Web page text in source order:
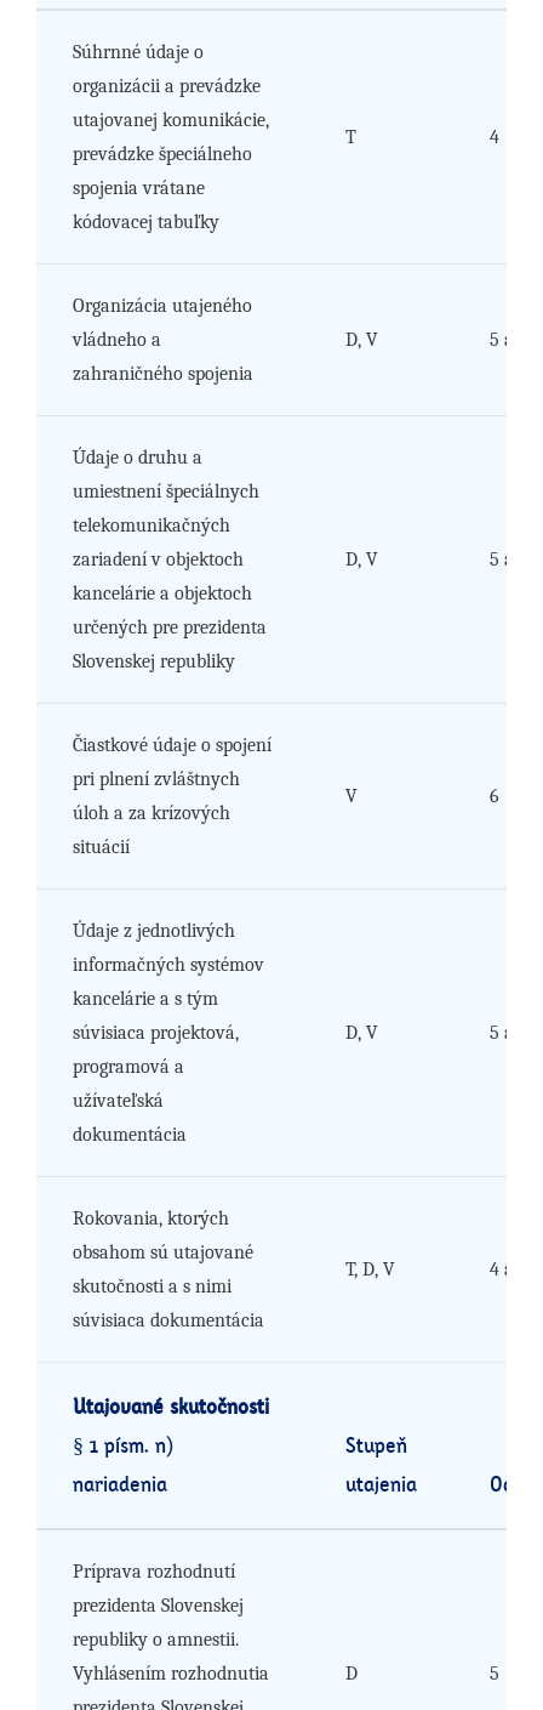
Súhrnné údaje o
organizácii a prevádzke
utajovanej komunikácie,
prevádzke špeciálneho
spojenia vrátane
kódovacej tabuľky
T 4
Organizácia utajeného
vládneho a
zahraničného spojenia
D, V 5 a 6
Údaje o druhu a
umiestnení špeciálnych
telekomunikačných
zariadení v objektoch
kancelárie a objektoch
určených pre prezidenta
Slovenskej republiky
D, V 5 a 6
Čiastkové údaje o spojení
pri plnení zvláštnych
úloh a za krízových
situácií
V 6
Údaje z jednotlivých
informačných systémov
kancelárie a s tým
súvisiaca projektová,
programová a
užívateľská
dokumentácia
D, V 5 a 6
Rokovania, ktorých
obsahom sú utajované
skutočnosti a s nimi
súvisiaca dokumentácia
T, D, V 4 až 6
Utajované skutočnosti
§ 1 písm. n)
nariadenia
Stupeň
utajenia
Príprava rozhodnutí
prezidenta Slovenskej
republiky o amnestii.
Vyhlásením rozhodnutia
D 5